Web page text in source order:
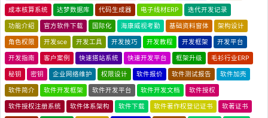
成本核算系统 达梦数据库 代码生成器 电子线材ERP 迭代开发记录
功能介绍 官方软件下载 国际化 海康威视考勤 基础资料窗体 架构设计
角色权限 开发sce 开发工具 开发技巧 开发教程 开发框架 开发平台
开发指南 客户案例 快速搭站系统 快速开发平台 框架升级 毛衫行业ERP
秘钥 密钥 企业网络维护 权限设计 软件报价 软件测试报告 软件加壳
软件简介 软件开发框架 软件开发平台 软件开发文档 软件授权
软件授权注册系统 软件体系架构 软件下载 软件著作权登记证书 软著证书